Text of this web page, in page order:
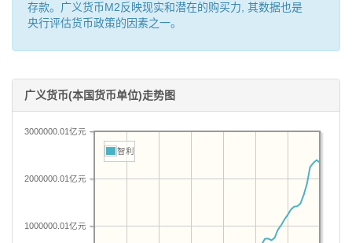
存款。广义货币M2反映现实和潜在的购买力, 其数据也是
央行评估货币政策的因素之一。
广义货币(本国货币单位)走势图
1000000.01亿元
2000000.01亿元
3000000.01亿元
智利